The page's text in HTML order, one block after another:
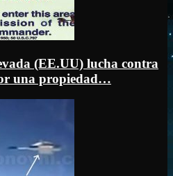
(EE.UU) lucha contra
una propiedad…